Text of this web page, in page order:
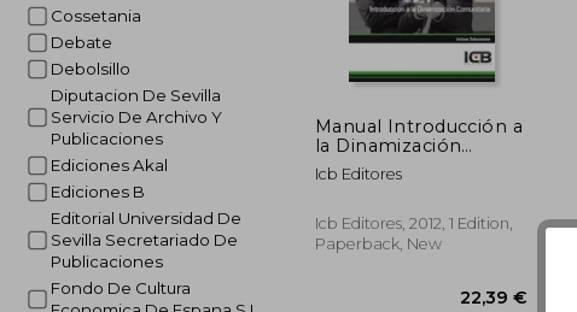
Cossetania
Debate
Debolsillo
Diputacion De Sevilla
Servicio De Archivo Y
Publicaciones
Ediciones Akal
Ediciones B
Editorial Universidad De
Sevilla Secretariado De
Publicaciones
Fondo De Cultura
Manual Introducción a
la Dinamización
Comunitaria (in
Spanish)
Icb Editores
Icb Editores, 2012, 1 Edition,
Paperback, New